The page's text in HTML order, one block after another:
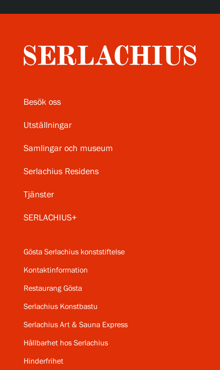
Besök oss
Utställningar
Samlingar och museum
Serlachius Residens
Tjänster
SERLACHIUS+
Gösta Serlachius konststiftelse
Kontaktinformation
Restaurang Gösta
Serlachius Konstbastu
Serlachius Art & Sauna Express
Hållbarhet hos Serlachius
Hinderfrihet